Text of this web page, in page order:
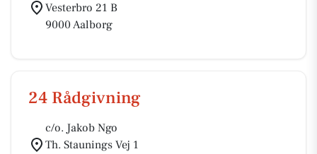
Vesterbro 21 B
9000 Aalborg
24 Rådgivning
c/o. Jakob Ngo
Th. Staunings Vej 1